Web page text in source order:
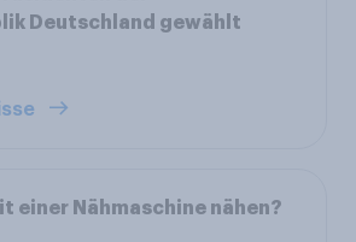
Deutschland gewählt
einer Nähmaschine nähen?